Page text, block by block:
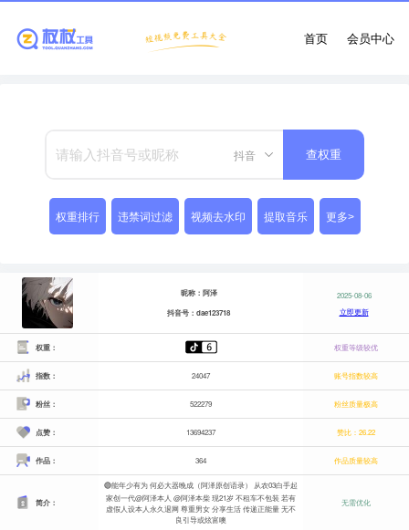
会员中心
首页
抖音 查权重
权重排行 违禁词过滤 视频去水印 提取音乐 更多>
昵称：阿泽
抖音号：dae123718
2025-08-06
立即更新
权重： 权重等级较优
指数： 24047 账号指数较高
粉丝： 522279 粉丝质量极高
点赞： 13694237 赞比：26.22
作品： 364 作品质量较高
简介：
🟣能年少有为 何必大器晚成（阿泽原创语录） 从农03白手起
家创一代@阿泽本人 @阿泽本柴 现21岁 不租车不包装 若有
虚假人设本人永久退网 尊重男女 分享生活 传递正能量 无不
良引导或炫富噢
无需优化